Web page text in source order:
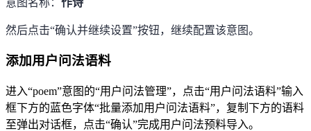
然后点击“确认并继续设置”按钮，继续配置该意图。
添加用户问法语料
进入“poem”意图的“用户问法管理”，点击“用户问法语料”输入
框下方的蓝色字体“批量添加用户问法语料”，复制下方的语料
至弹出对话框，点击“确认”完成用户问法预料导入。